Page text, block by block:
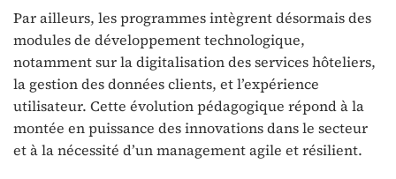
Par ailleurs, les programmes intègrent désormais des
modules de développement technologique,
notamment sur la digitalisation des services hôteliers,
la gestion des données clients, et l’expérience
utilisateur. Cette évolution pédagogique répond à la
montée en puissance des innovations dans le secteur
et à la nécessité d’un management agile et résilient.